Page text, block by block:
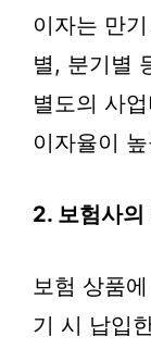
이자는 만
별, 분기별
별도의 사
이자율이
2. 보험사의
보험 상품
기 시 납입